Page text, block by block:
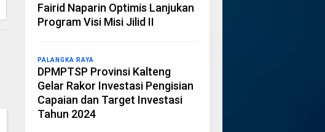
Fairid Naparin Optimis Lanjukan
Program Visi Misi Jilid II
PALANGKA RAYA
DPMPTSP Provinsi Kalteng
Gelar Rakor Investasi Pengisian
Capaian dan Target Investasi
Tahun 2024